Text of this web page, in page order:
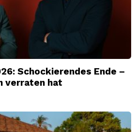
Schockierendes Ende –
verraten hat